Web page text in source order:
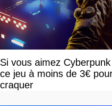
Si vous aimez
ce jeu à moins de 3€
craquer